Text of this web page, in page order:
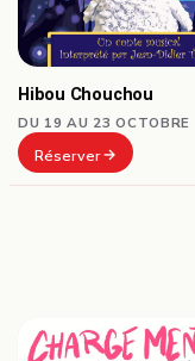
Hibou Chouchou
DU 19 AU 23 OCTOBRE
Réserver